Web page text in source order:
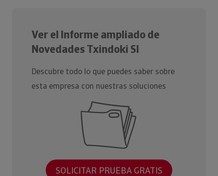
Ver el Informe ampliado de
Novedades Txindoki Sl
Descubre todo lo que puedes saber sobre
esta empresa con nuestras soluciones
SOLICITAR PRUEBA GRATIS